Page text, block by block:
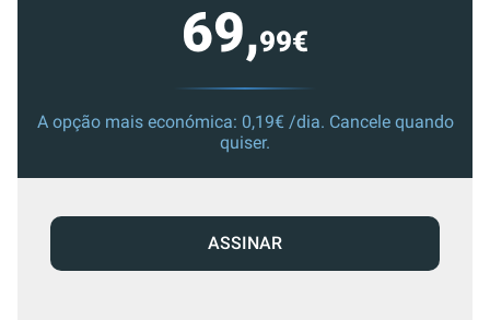
69,99€
A opção mais económica: 0,19€ /dia. Cancele quando
quiser.
ASSINAR